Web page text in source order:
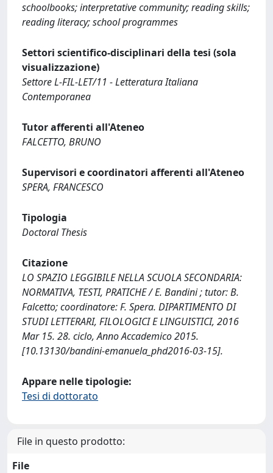
schoolbooks; interpretative community; reading skills;
reading literacy; school programmes
Settori scientifico-disciplinari della tesi (sola
visualizzazione)
Settore L-FIL-LET/11 - Letteratura Italiana
Contemporanea
Tutor afferenti all'Ateneo
FALCETTO, BRUNO
Supervisori e coordinatori afferenti all'Ateneo
SPERA, FRANCESCO
Tipologia
Doctoral Thesis
Citazione
LO SPAZIO LEGGIBILE NELLA SCUOLA SECONDARIA:
NORMATIVA, TESTI, PRATICHE / E. Bandini ; tutor: B.
Falcetto; coordinatore: F. Spera. DIPARTIMENTO DI
STUDI LETTERARI, FILOLOGICI E LINGUISTICI, 2016
Mar 15. 28. ciclo, Anno Accademico 2015.
[10.13130/bandini-emanuela_phd2016-03-15].
Appare nelle tipologie:
Tesi di dottorato
File in questo prodotto:
File